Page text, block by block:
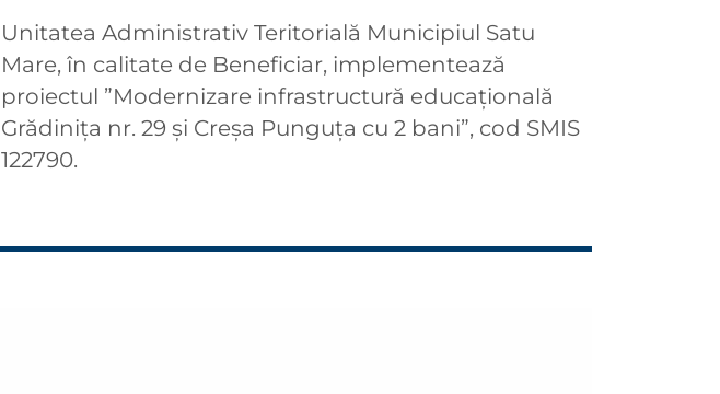
Unitatea Administrativ Teritorială Municipiul Satu
Mare, în calitate de Beneficiar, implementează
proiectul ”Modernizare infrastructură educaţională
Grădiniţa nr. 29 şi Creşa Punguţa cu 2 bani”, cod SMIS
122790.